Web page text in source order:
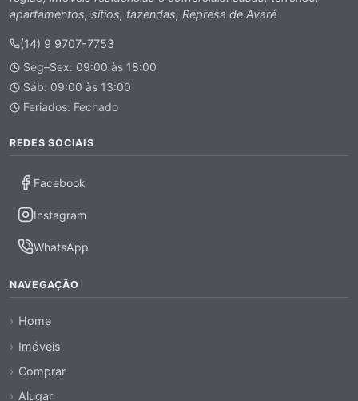
apartamentos, sítios, fazendas, Represa de Avaré
(14) 9 9707-7753
Seg–Sex: 09:00 às 18:00
Sáb: 09:00 às 13:00
Feriados: Fechado
REDES SOCIAIS
Facebook
Instagram
WhatsApp
NAVEGAÇÃO
Home
Imóveis
Comprar
Alugar